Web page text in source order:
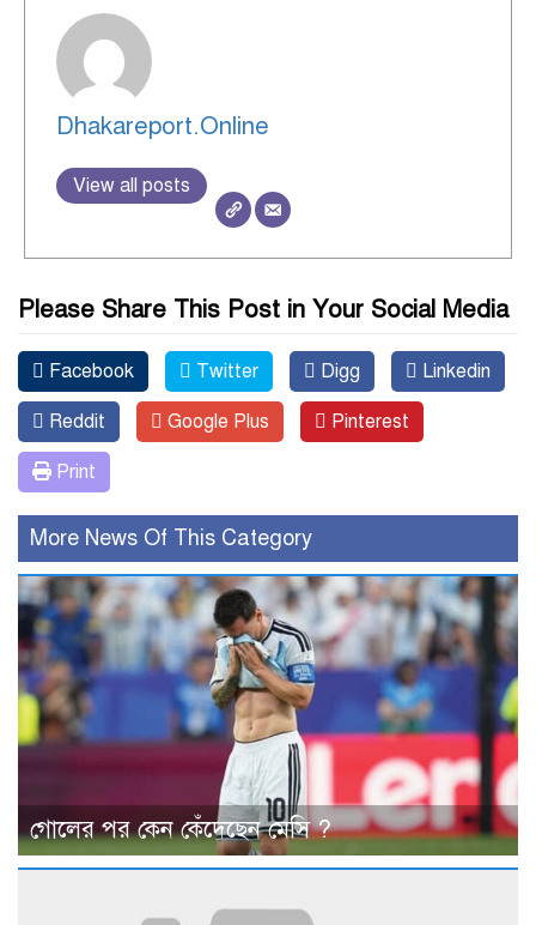
Dhakareport.Online
View all posts
Please Share This Post in Your Social Media
Facebook Twitter Digg Linkedin
Reddit Google Plus Pinterest
Print
More News Of This Category
গোলের পর কেন কেঁদেছেন মেসি ?